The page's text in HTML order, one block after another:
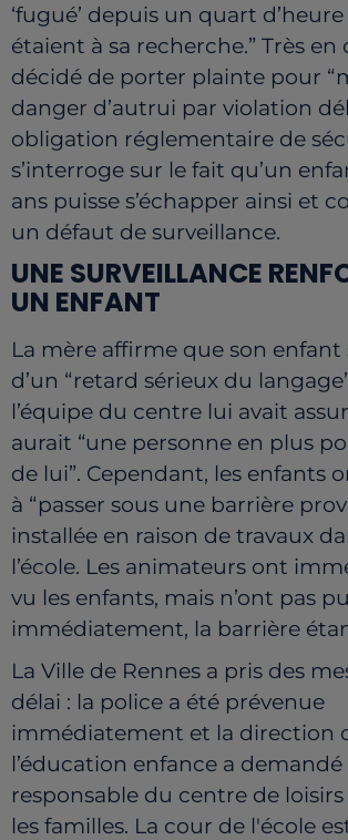
‘fugué’ depuis un quart d’heure
étaient à sa recherche.” Très en
décidé de porter plainte pour
danger d’autrui par violation
obligation réglementaire de
s’interroge sur le fait qu’un
ans puisse s’échapper ainsi et
un défaut de surveillance.
UNE SURVEILLANCE
UN ENFANT
La mère affirme que son enfant
d’un “retard sérieux du
l’équipe du centre lui avait
aurait “une personne en plus
de lui”. Cependant, les enfants
à “passer sous une barrière
installée en raison de travaux
l’école. Les animateurs ont
vu les enfants, mais n’ont pas
immédiatement, la barrière
La Ville de Rennes a pris des
délai : la police a été prévenue
immédiatement et la direction
l’éducation enfance a demandé
responsable du centre de
les familles. La cour de l'école